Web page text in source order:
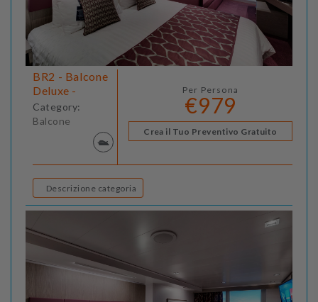
BR2 - Balcone
Deluxe -
Category:
Balcone
Per Persona
€979
Crea il Tuo Preventivo Gratuito
Descrizione categoria